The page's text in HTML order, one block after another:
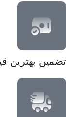
تضمین بهترین